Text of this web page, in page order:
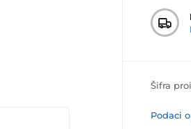
Šifra
Podaci